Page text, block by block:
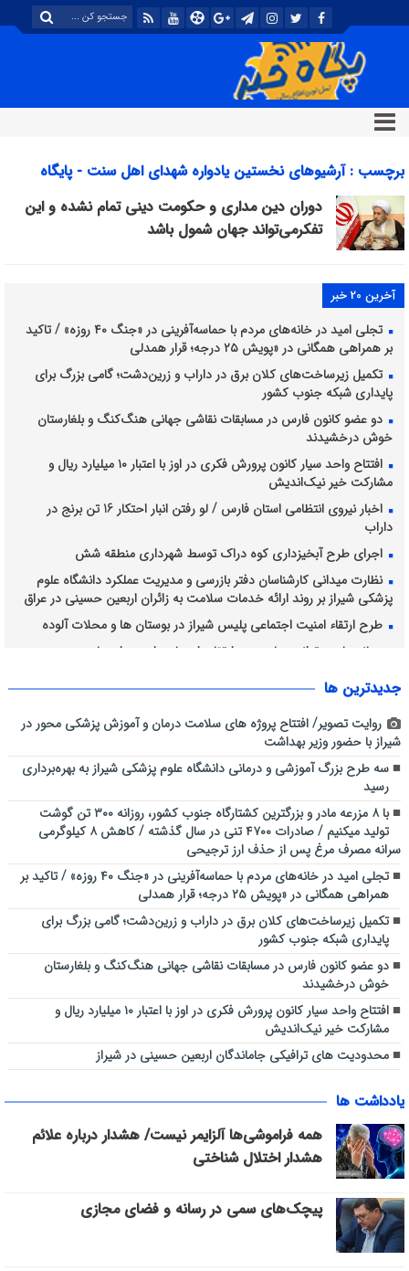
برچسب : آرشیوهای نخستین یادواره شهدای اهل سنت - پایگاه
خبری تحلیلی پگاه خبر
دوران دین مداری و حکومت دینی تمام نشده و این
تفکرمی‌تواند جهان شمول باشد
آخرین 20 خبر
تجلی امید در خانه‌های مردم با حماسه‌آفرینی در «جنگ ۴۰ روزه» / تاکید
بر همراهی همگانی در «پویش ۲۵ درجه؛ قرار همدلی
تکمیل زیرساخت‌های کلان برق در داراب و زرین‌دشت؛ گامی بزرگ برای
پایداری شبکه جنوب کشور
دو عضو کانون فارس در مسابقات نقاشی جهانی هنگ‌کنگ و بلغارستان
خوش درخشیدند
افتتاح واحد سیار کانون پرورش فکری در اوز با اعتبار ۱۰ میلیارد ریال و
مشارکت خیر نیک‌اندیش
اخبار نیروی انتظامی استان فارس / لو رفتن انبار احتکار 16 تن برنج در
داراب
اجرای طرح آبخیزداری کوه دراک توسط شهرداری منطقه شش
نظارت میدانی کارشناسان دفتر بازرسی و مدیریت عملکرد دانشگاه علوم
پزشکی شیراز بر روند ارائه خدمات سلامت به زائران اربعین حسینی در عراق
طرح ارتقاء امنیت اجتماعی پلیس شیراز در بوستان ها و محلات آلوده
رسانه، بازوی توانمند پلیس در ارتقای احساس امنیت اجتماعی
فرهنگ عاشورا، محور همدلی و خدمت در ستاد اربعین حسینی شهرداری
شیراز
جديدترين ها
روایت تصویر/ افتتاح پروژه های سلامت درمان و آموزش پزشکی محور در
شیراز با حضور وزیر بهداشت
سه طرح بزرگ آموزشی و درمانی دانشگاه علوم پزشکی شیراز به بهره‌برداری
رسید
با ۸ مزرعه مادر و بزرگترین کشتارگاه جنوب کشور، روزانه ۳۰۰ تن گوشت
تولید میکنیم / صادرات ۴۷۰۰ تنی در سال گذشته / کاهش ۸ کیلوگرمی
سرانه مصرف مرغ پس از حذف ارز ترجیحی
تجلی امید در خانه‌های مردم با حماسه‌آفرینی در «جنگ ۴۰ روزه» / تاکید بر
همراهی همگانی در «پویش ۲۵ درجه؛ قرار همدلی
تکمیل زیرساخت‌های کلان برق در داراب و زرین‌دشت؛ گامی بزرگ برای
پایداری شبکه جنوب کشور
دو عضو کانون فارس در مسابقات نقاشی جهانی هنگ‌کنگ و بلغارستان
خوش درخشیدند
افتتاح واحد سیار کانون پرورش فکری در اوز با اعتبار ۱۰ میلیارد ریال و
مشارکت خیر نیک‌اندیش
محدودیت های ترافیکی جاماندگان اربعین حسینی در شیراز
یادداشت ها
همه فراموشی‌ها آلزایمر نیست/ هشدار درباره علائم
هشدار اختلال شناختی
پیچک‌های سمی در رسانه و فضای مجازی